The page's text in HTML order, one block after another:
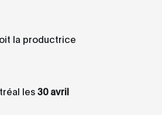
la productrice
les30 avril